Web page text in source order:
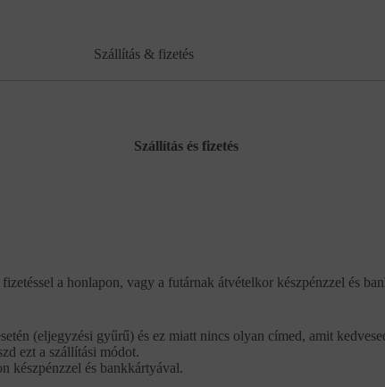
Szállítás & fizetés
Szállítás és fizetés
a honlapon, vagy a futárnak átvételkor készpénzzel és
(eljegyzési gyűrű) és ez miatt nincs olyan címed, amit
ezt a szállítási módot.
készpénzzel és bankkártyával.